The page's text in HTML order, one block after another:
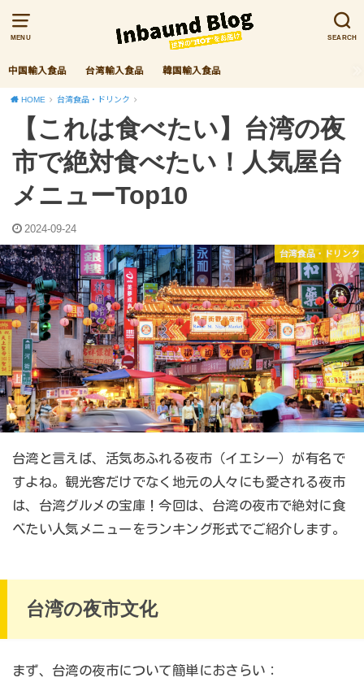
MENU SEARCH
中国輸入食品 台湾輸入食品 韓国輸入食品
HOME 台湾食品・ドリンク
【これは食べたい】台湾の夜
市で絶対食べたい！人気屋台
メニューTop10
2024-09-24
台湾食品・ドリンク
台湾と言えば、活気あふれる夜市（イエシー）が有名で
すよね。観光客だけでなく地元の人々にも愛される夜市
は、台湾グルメの宝庫！今回は、台湾の夜市で絶対に食
べたい人気メニューをランキング形式でご紹介します。
台湾の夜市文化
まず、台湾の夜市について簡単におさらい：